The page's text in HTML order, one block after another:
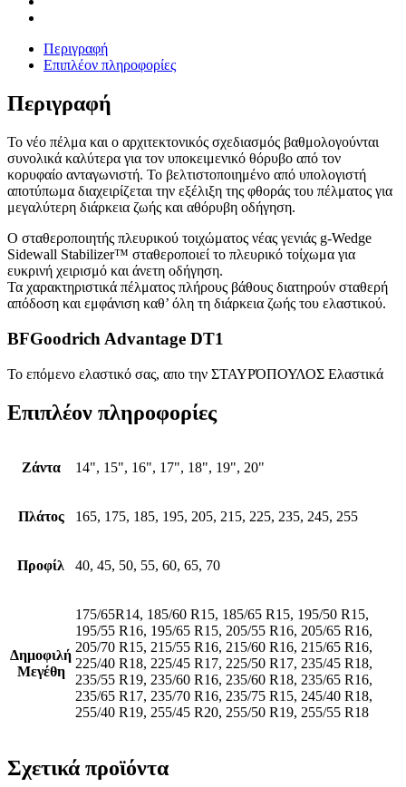
Περιγραφή
Επιπλέον πληροφορίες
Περιγραφή
Το νέο πέλμα και ο αρχιτεκτονικός σχεδιασμός βαθμολογούνται
συνολικά καλύτερα για τον υποκειμενικό θόρυβο από τον
κορυφαίο ανταγωνιστή. Το βελτιστοποιημένο από υπολογιστή
αποτύπωμα διαχειρίζεται την εξέλιξη της φθοράς του πέλματος για
μεγαλύτερη διάρκεια ζωής και αθόρυβη οδήγηση.
Ο σταθεροποιητής πλευρικού τοιχώματος νέας γενιάς g-Wedge
Sidewall Stabilizer™ σταθεροποιεί το πλευρικό τοίχωμα για
ευκρινή χειρισμό και άνετη οδήγηση.
Τα χαρακτηριστικά πέλματος πλήρους βάθους διατηρούν σταθερή
απόδοση και εμφάνιση καθ’ όλη τη διάρκεια ζωής του ελαστικού.
BFGoodrich Advantage DT1
Το επόμενο ελαστικό σας, απο την ΣΤΑΥΡΌΠΟΥΛΟΣ Ελαστικά
Επιπλέον πληροφορίες
Ζάντα 14", 15", 16", 17", 18", 19", 20"
Πλάτος 165, 175, 185, 195, 205, 215, 225, 235, 245, 255
Προφίλ 40, 45, 50, 55, 60, 65, 70
Δημοφιλή
Μεγέθη
175/65R14, 185/60 R15, 185/65 R15, 195/50 R15,
195/55 R16, 195/65 R15, 205/55 R16, 205/65 R16,
205/70 R15, 215/55 R16, 215/60 R16, 215/65 R16,
225/40 R18, 225/45 R17, 225/50 R17, 235/45 R18,
235/55 R19, 235/60 R16, 235/60 R18, 235/65 R16,
235/65 R17, 235/70 R16, 235/75 R15, 245/40 R18,
255/40 R19, 255/45 R20, 255/50 R19, 255/55 R18
Σχετικά προϊόντα